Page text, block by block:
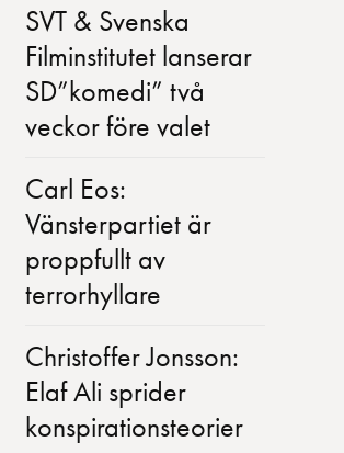
SVT & Svenska
Filminstitutet lanserar
SD”komedi” två
veckor före valet
Carl Eos:
Vänsterpartiet är
proppfullt av
terrorhyllare
Christoffer Jonsson:
Elaf Ali sprider
konspirationsteorier